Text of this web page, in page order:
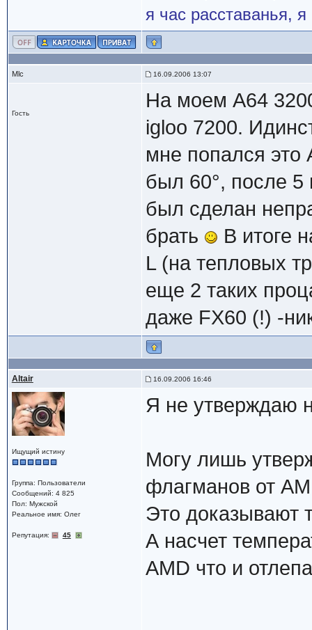
я час расставанья,
Mlc 16.09.2006 13:07
Гость
На моем А64
igloo 7200.
мне попался это
был 60°, после 5
был сделан
брать
В итоге
L (на тепловых
еще 2 таких
даже FX60 (!) -
Altair 16.09.2006 16:46
Ищущий истину
Группа: Пользователи
Сообщений: 4 825
Пол: Мужской
Реальное имя: Олег
Репутация: 45
Я не утверждаю
Могу лишь
флагманов от
Это доказывают
А насчет
AMD что и